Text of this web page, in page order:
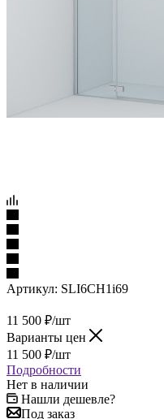
Артикул: SLI6CH1i69
11 500 ₽/шт
Варианты цен
11 500 ₽/шт
Подробности
Нет в наличии
Нашли дешевле?
Под заказ